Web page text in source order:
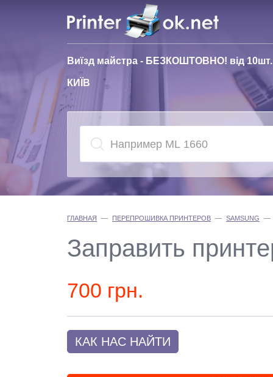
Виїзд майстра - БЕЗКОШТОВНО! від 10шт.
КИЇВ
ГЛАВНАЯ ПЕРЕПРОШИВКА ПРИНТЕРОВ SAMSUNG
Заправить
700 грн.
КАК НАС НАЙТИ